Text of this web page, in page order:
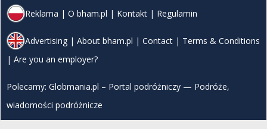
Reklama | O bham.pl | Kontakt | Regulamin
Advertising | About bham.pl | Contact | Terms & Conditions
| Are you an employer?
Polecamy: Globmania.pl – Portal podróżniczy — Podróże,
wiadomości podróżnicze